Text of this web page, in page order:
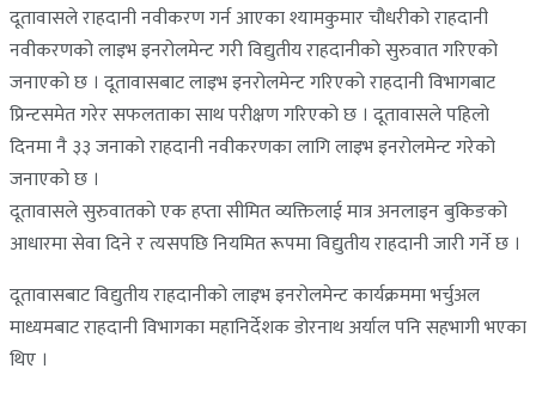
दूतावासले राहदानी नवीकरण गर्न आएका श्यामकुमार चौधरीको राहदानी
नवीकरणको लाइभ इनरोलमेन्ट गरी विद्युतीय राहदानीको सुरुवात गरिएको
जनाएको छ । दूतावासबाट लाइभ इनरोलमेन्ट गरिएको राहदानी विभागबाट
प्रिन्टसमेत गरेर सफलताका साथ परीक्षण गरिएको छ । दूतावासले पहिलो
दिनमा नै ३३ जनाको राहदानी नवीकरणका लागि लाइभ इनरोलमेन्ट गरेको
जनाएको छ ।
दूतावासले सुरुवातको एक हप्ता सीमित व्यक्तिलाई मात्र अनलाइन बुकिङको
आधारमा सेवा दिने र त्यसपछि नियमित रूपमा विद्युतीय राहदानी जारी गर्ने छ ।
दूतावासबाट विद्युतीय राहदानीको लाइभ इनरोलमेन्ट कार्यक्रममा भर्चुअल
माध्यमबाट राहदानी विभागका महानिर्देशक डोरनाथ अर्याल पनि सहभागी भएका
थिए ।